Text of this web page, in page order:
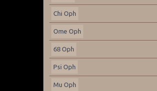
Chi Oph
Ome Oph
68 Oph
Psi Oph
Mu Oph